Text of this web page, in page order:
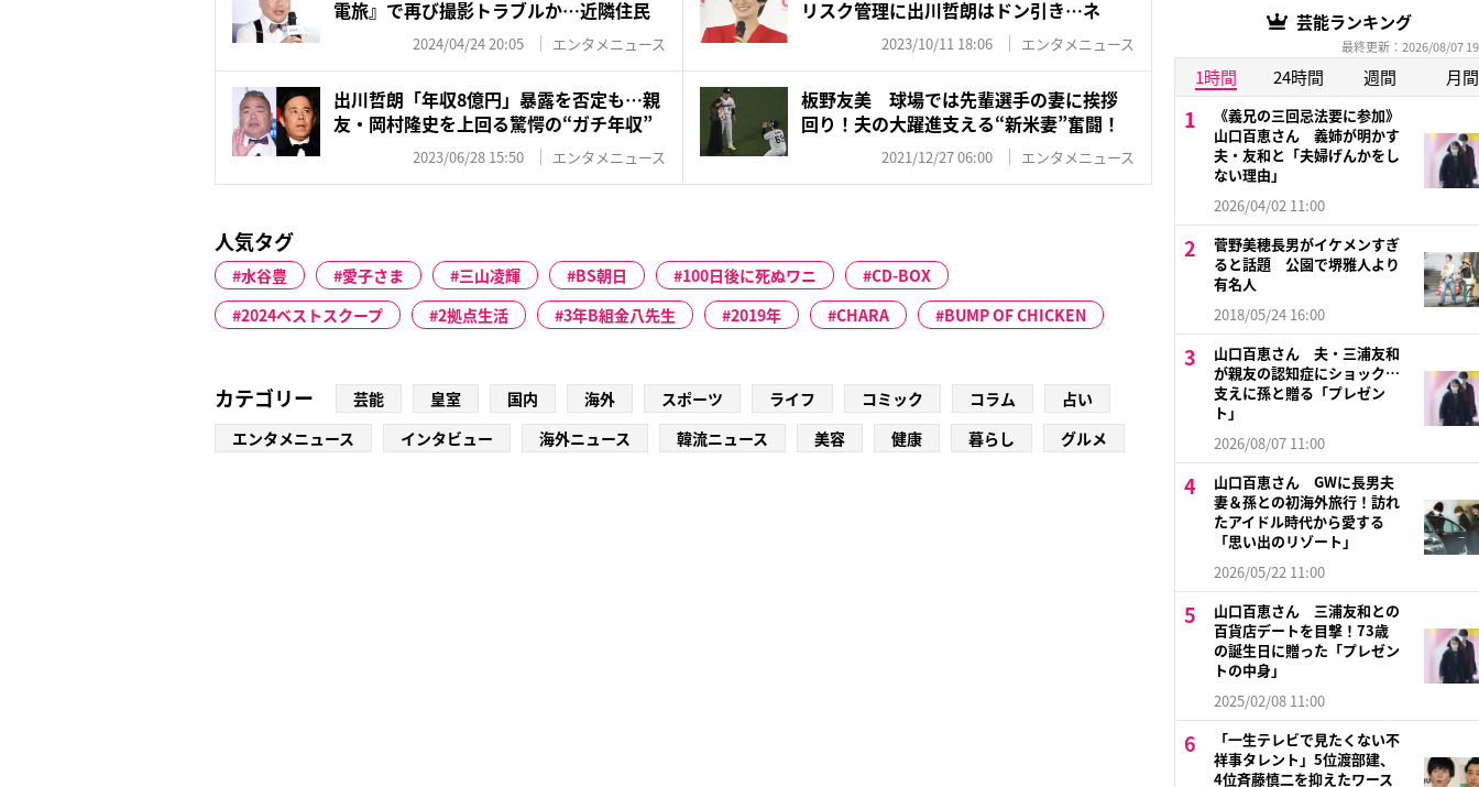
電旅』で再び撮影トラブルか…近隣住民
2024/04/24 20:05 エンタメニュース
リスク管理に出川哲朗はドン引き…ネ
2023/10/11 18:06 エンタメニュース
出川哲朗「年収8億円」暴露を否定も…親
友・岡村隆史を上回る驚愕の“ガチ年収”
2023/06/28 15:50 エンタメニュース
板野友美 球場では先輩選手の妻に挨拶
回り！夫の大躍進支える“新米妻”奮闘！
2021/12/27 06:00 エンタメニュース
人気タグ
水谷豊 愛子さま 三山凌輝 BS朝日 100日後に死ぬワニ
CD-BOX
2024ベストスクープ
2拠点生活 3年B組金八先生 2019年 CHARA BUMP OF CHICKEN
カテゴリー 芸能 皇室 国内 海外 スポーツ ライフ コミック コラム
占い
エンタメニュース
インタビュー 海外ニュース 韓流ニュース 美容 健康 暮らし グルメ
芸能ランキング
最終更新：2026/08/07
1時間 24時間 週間 月間
《義兄の三回忌法要に参加》
山口百恵さん 義姉が明かす
夫・友和と「夫婦げんかをし
ない理由」
2026/04/02 11:00
菅野美穂長男がイケメンすぎ
ると話題 公園で堺雅人より
有名人
2018/05/24 16:00
山口百恵さん 夫・三浦友和
が親友の認知症にショック…
支えに孫と贈る「プレゼン
ト」
2026/08/07 11:00
山口百恵さん GWに長男夫
妻＆孫との初海外旅行！訪れ
たアイドル時代から愛する
「思い出のリゾート」
2026/05/22 11:00
山口百恵さん 三浦友和との
百貨店デートを目撃！73歳
の誕生日に贈った「プレゼン
トの中身」
2025/02/08 11:00
「一生テレビで見たくない不
祥事タレント」5位渡部建、
4位斉藤慎二を抑えたワース